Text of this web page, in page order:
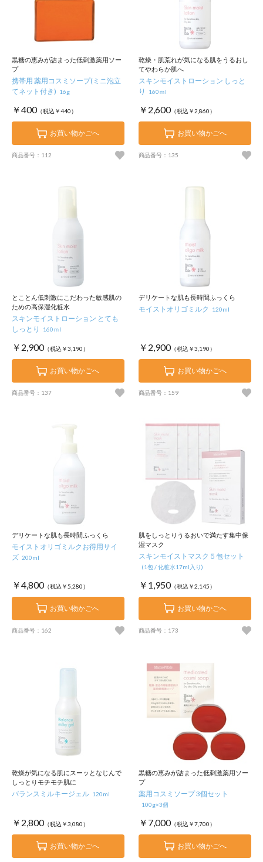
黒糖の恵みが詰まった低刺激薬用ソー
プ
携帯用 薬用コスミソープ(ミニ泡立
てネット付き) 16g
￥400（税込￥440）
お買い物かごへ
商品番号：112
乾燥・肌荒れが気になる肌をうるおし
てやわらか肌へ
スキンモイストローション しっと
り
160ｍl
￥2,600（税込￥2,860）
お買い物かごへ
商品番号：135
とことん低刺激にこだわった敏感肌の
ための高保湿化粧水
スキンモイストローション とても
しっとり
160ｍl
￥2,900（税込￥3,190）
お買い物かごへ
商品番号：137
デリケートな肌も長時間ふっくら
モイストオリゴミルク 120ml
￥2,900（税込￥3,190）
お買い物かごへ
商品番号：159
デリケートな肌も長時間ふっくら
モイストオリゴミルクお得用サイ
ズ 200ml
￥4,800（税込￥5,280）
お買い物かごへ
商品番号：162
肌をしっとりうるおいで満たす集中保
湿マスク
スキンモイストマスク５包セット
(1包 / 化粧水17ml入り)
￥1,950（税込￥2,145）
お買い物かごへ
商品番号：173
乾燥が気になる肌にスーッとなじんで
しっとりモチモチ肌に
バランスミルキージェル 120ml
￥2,800（税込￥3,080）
お買い物かごへ
黒糖の恵みが詰まった低刺激薬用ソー
プ
薬用コスミソープ 3個セット
100g×3個
￥7,000（税込￥7,700）
お買い物かごへ